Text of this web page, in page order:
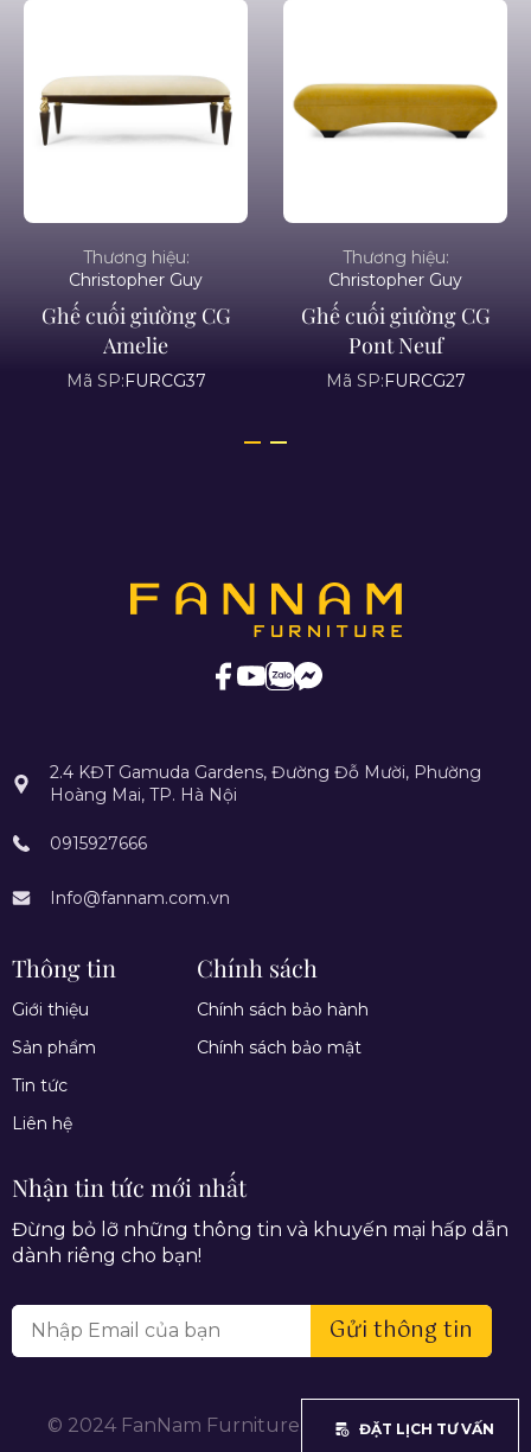
Thương hiệu:
Christopher Guy
Ghế cuối giường CG
Amelie
Mã SP:FURCG37
Thương hiệu:
Christopher Guy
Ghế cuối giường CG
Pont Neuf
Mã SP:FURCG27
2.4 KĐT Gamuda Gardens, Đường Đỗ Mười, Phường
Hoàng Mai, TP. Hà Nội
0915927666
Info@fannam.com.vn
Thông tin
Giới thiệu
Sản phẩm
Tin tức
Liên hệ
Chính sách
Chính sách bảo hành
Chính sách bảo mật
Nhận tin tức mới nhất
Đừng bỏ lỡ những thông tin và khuyến mại hấp dẫn
dành riêng cho bạn!
Gửi thông tin
© 2024 FanNam Furniture. All rights reserved.
ĐẶT LỊCH TƯ VẤN